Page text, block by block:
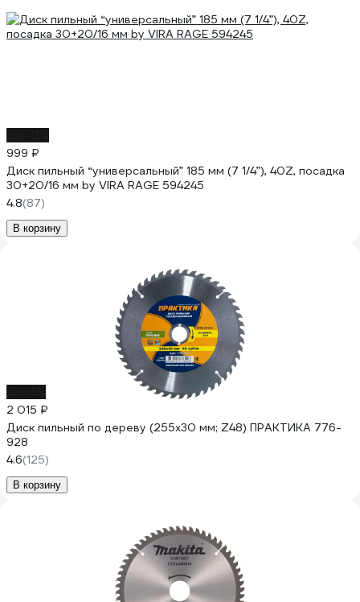
999 ₽
Диск пильный “универсальный” 185 мм (7 1/4”), 40Z, посадка
30+20/16 мм by VIRA RAGE 594245
4.8(87)
В корзину
2 015 ₽
Диск пильный по дереву (255х30 мм; Z48) ПРАКТИКА 776-
928
4.6(125)
В корзину